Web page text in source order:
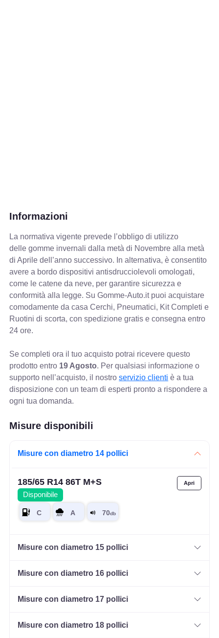
Informazioni
La normativa vigente prevede l’obbligo di utilizzo
delle gomme invernali dalla metà di Novembre alla metà
di Aprile dell’anno successivo. In alternativa, è consentito
avere a bordo dispositivi antisdrucciolevoli omologati,
come le catene da neve, per garantire sicurezza e
conformità alla legge. Su Gomme-Auto.it puoi acquistare
comodamente da casa Cerchi, Pneumatici, Kit Completi e
Ruotini di scorta, con spedizione gratis e consegna entro
24 ore.
Se completi ora il tuo acquisto potrai ricevere questo
prodotto entro 19 Agosto. Per qualsiasi informazione o
supporto nell’acquisto, il nostroservizio clienti è a tua
disposizione con un team di esperti pronto a rispondere a
ogni tua domanda.
Misure disponibili
Misure con diametro 14 pollici
185/65 R14 86T M+S
Disponibile
Misure con diametro 15 pollici
Misure con diametro 16 pollici
Misure con diametro 17 pollici
Misure con diametro 18 pollici